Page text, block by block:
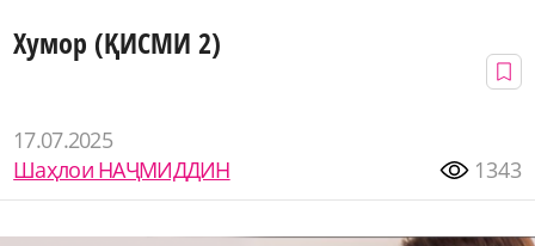
Хумор (ҚИСМИ 2)
17.07.2025
Шаҳлои НАҶМИДДИН
1343